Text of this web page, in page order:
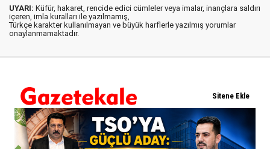
UYARI: Küfür, hakaret, rencide edici cümleler veya imalar, inançlara saldırı
içeren, imla kuralları ile yazılmamış,
Türkçe karakter kullanılmayan ve büyük harflerle yazılmış yorumlar
onaylanmamaktadır.